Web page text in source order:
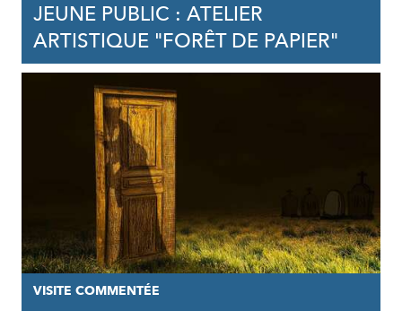
JEUNE PUBLIC : ATELIER
ARTISTIQUE "FORÊT DE PAPIER"
VISITE COMMENTÉE